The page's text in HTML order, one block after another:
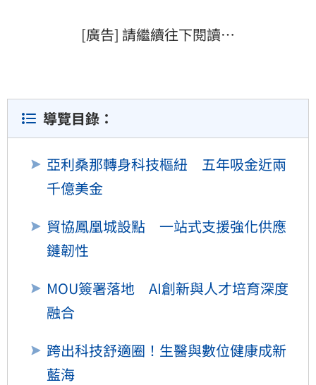
[廣告] 請繼續往下閱讀…
導覽目錄：
亞利桑那轉身科技樞紐 五年吸金近兩
千億美金
貿協鳳凰城設點 一站式支援強化供應
鏈韌性
MOU簽署落地 AI創新與人才培育深度
融合
跨出科技舒適圈！生醫與數位健康成新
藍海